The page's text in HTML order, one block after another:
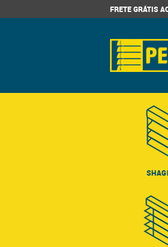
FRETE GRÁTIS